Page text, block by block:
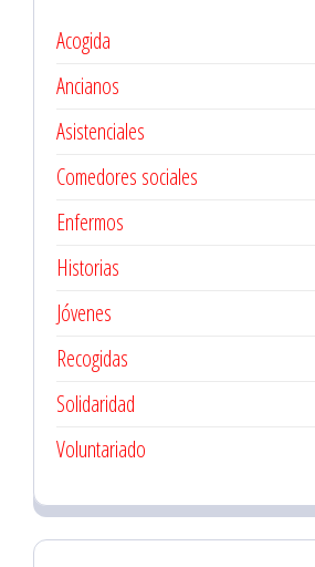
Acogida
Ancianos
Asistenciales
Comedores sociales
Enfermos
Historias
Jóvenes
Recogidas
Solidaridad
Voluntariado